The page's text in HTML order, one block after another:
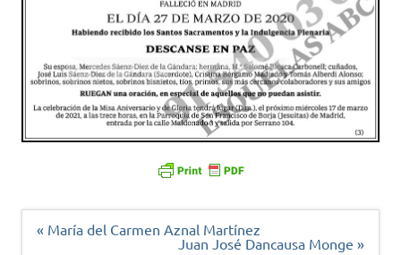
Navegación
« María del Carmen Aznal Martínez
Juan José Dancausa Monge »